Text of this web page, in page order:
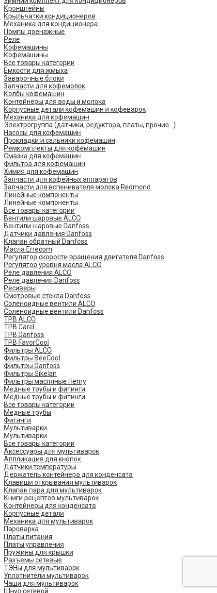
Кронштейны
Крыльчатки кондиционеров
Механика для кондиционера
Помпы дренажные
Реле
Кофемашины
Кофемашины
Все товары категории
Емкости для жмыха
Заварочные блоки
Запчасти для кофемолок
Колбы кофемашин
Контейнеры для воды и молока
Корпусные детали кофемашин и кофеварок
Механика для кофемашин
Электрогруппа (датчики, редуктора, платы, прочие...)
Насосы для кофемашин
Прокладки и сальники кофемашин
Ремкомплекты для кофемашин
Смазка для кофемашин
Фильтра для кофемашин
Химия для кофемашин
Запчасти для кофейных аппаратов
Запчасти для вспенивателя молока Redmond
Линейные компоненты
Линейные компоненты
Все товары категории
Вентили шаровые ALCO
Вентили шаровые Danfoss
Датчики давления Danfoss
Клапан обратный Danfoss
Масла Errecom
Регулятор скорости вращения двигателя Danfoss
Регулятор уровня масла ALCO
Реле давления ALCO
Реле давления Danfoss
Ресиверы
Смотровые стекла Danfoss
Соленоидные вентили ALCO
Соленоидные вентили Danfoss
ТРВ ALCO
ТРВ Carel
ТРВ Danfoss
ТРВ FavorCool
Фильтры ALCO
Фильтры BeeCool
Фильтры Danfoss
Фильтры Sikelan
Фильтры масляные Henry
Медные трубы и фитинги
Медные трубы и фитинги
Все товары категории
Медные трубы
Фитинги
Мультиварки
Мультиварки
Все товары категории
Аксессуары для мультиварок
Аппликация для кнопок
Датчики температуры
Держатель контейнера для конденсата
Клавиши открывания мультиварок
Клапан пара для мультиварок
Книги рецептов мультиварок
Контейнеры для конденсата
Корпусные детали
Механика для мультиварок
Пароварка
Платы питания
Платы управления
Пружины для крышки
Разъемы сетевые
ТЭНы для мультиварок
Уплотнители мультиварок
Чаши для мультиварок
Шнур сетевой